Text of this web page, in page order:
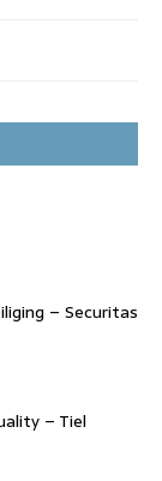
– Securitas
– Tiel